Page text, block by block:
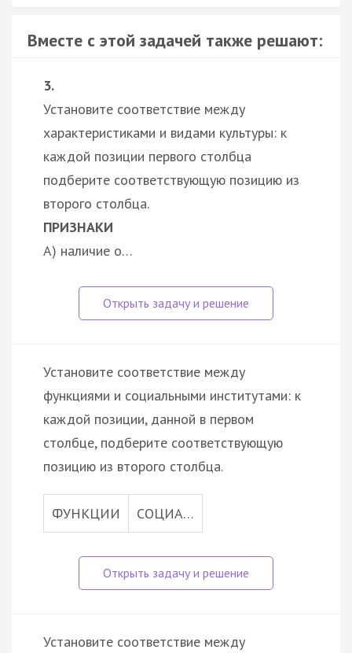
Вместе с этой задачей также решают:
3.
Установите соответствие между
характеристиками и видами культуры: к
каждой позиции первого столбца
подберите соответствующую позицию из
второго столбца.
ПРИЗНАКИ
А) наличие о…
Установите соответствие между
функциями и социальными институтами: к
каждой позиции, данной в первом
столбце, подберите соответствующую
позицию из второго столбца.
ФУНКЦИИ СОЦИА…
Установите соответствие между